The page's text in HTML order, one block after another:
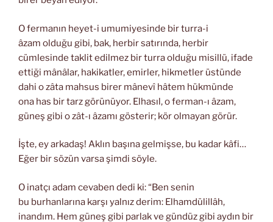
O fermanın heyet-i umumiyesinde bir turra-i
âzam olduğu gibi, bak, herbir satırında, herbir
cümlesinde taklit edilmez bir turra olduğu misillü, ifade
ettiği mânâlar, hakikatler, emirler, hikmetler üstünde
dahi o zâta mahsus birer mânevî hâtem hükmünde
ona has bir tarz görünüyor. Elhasıl, o ferman-ı âzam,
güneş gibi o zât-ı âzamı gösterir; kör olmayan görür.
İşte, ey arkadaş! Aklın başına gelmişse, bu kadar kâfi…
Eğer bir sözün varsa şimdi söyle.
O inatçı adam cevaben dedi ki: “Ben senin
bu burhanlarına karşı yalnız derim: Elhamdülillâh,
inandım. Hem güneş gibi parlak ve gündüz gibi aydın bir